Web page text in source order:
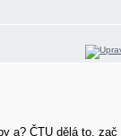
a? ČTU dělá to,